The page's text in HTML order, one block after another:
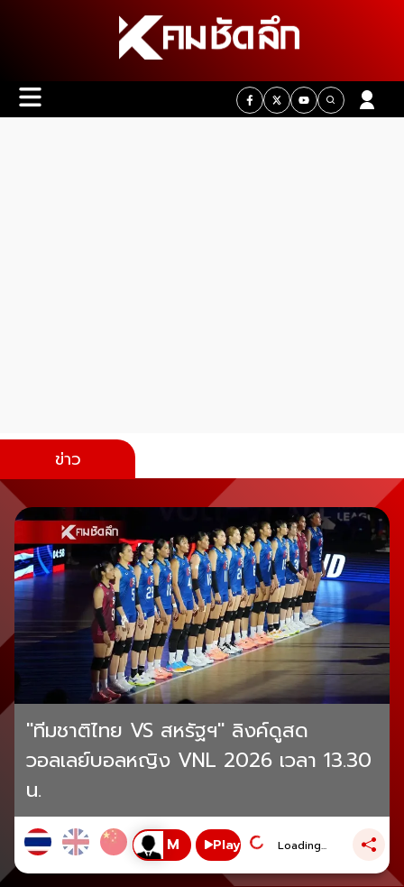
ข่าว
"ทีมชาติไทย VS สหรัฐฯ" ลิงค์ดูสด
วอลเลย์บอลหญิง VNL 2026 เวลา 13.30
น.
Play Loading...